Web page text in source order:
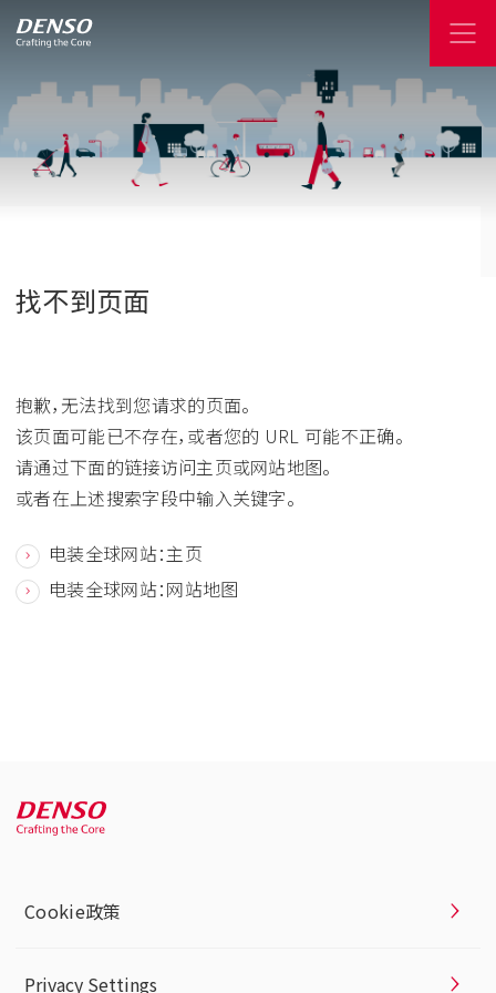
找不到页面
抱歉，无法找到您请求的页面。
该页面可能已不存在，或者您的 URL 可能不正确。
请通过下面的链接访问主页或网站地图。
或者在上述搜索字段中输入关键字。
电装全球网站：主页
电装全球网站：网站地图
Cookie政策
Privacy Settings